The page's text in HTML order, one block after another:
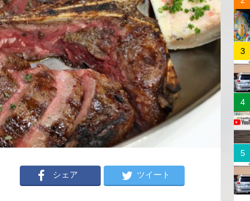
シェア ツイート